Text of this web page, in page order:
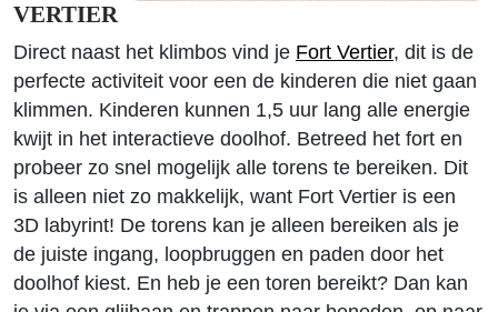
VERTIER
Direct naast het klimbos vind je Fort Vertier, dit is de
perfecte activiteit voor een de kinderen die niet gaan
klimmen. Kinderen kunnen 1,5 uur lang alle energie
kwijt in het interactieve doolhof. Betreed het fort en
probeer zo snel mogelijk alle torens te bereiken. Dit
is alleen niet zo makkelijk, want Fort Vertier is een
3D labyrint! De torens kan je alleen bereiken als je
de juiste ingang, loopbruggen en paden door het
doolhof kiest. En heb je een toren bereikt? Dan kan